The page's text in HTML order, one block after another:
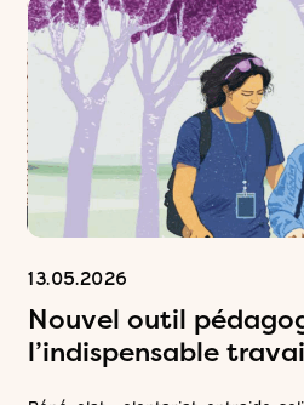
13.05.2026
Nouvel outil
l’indispensable